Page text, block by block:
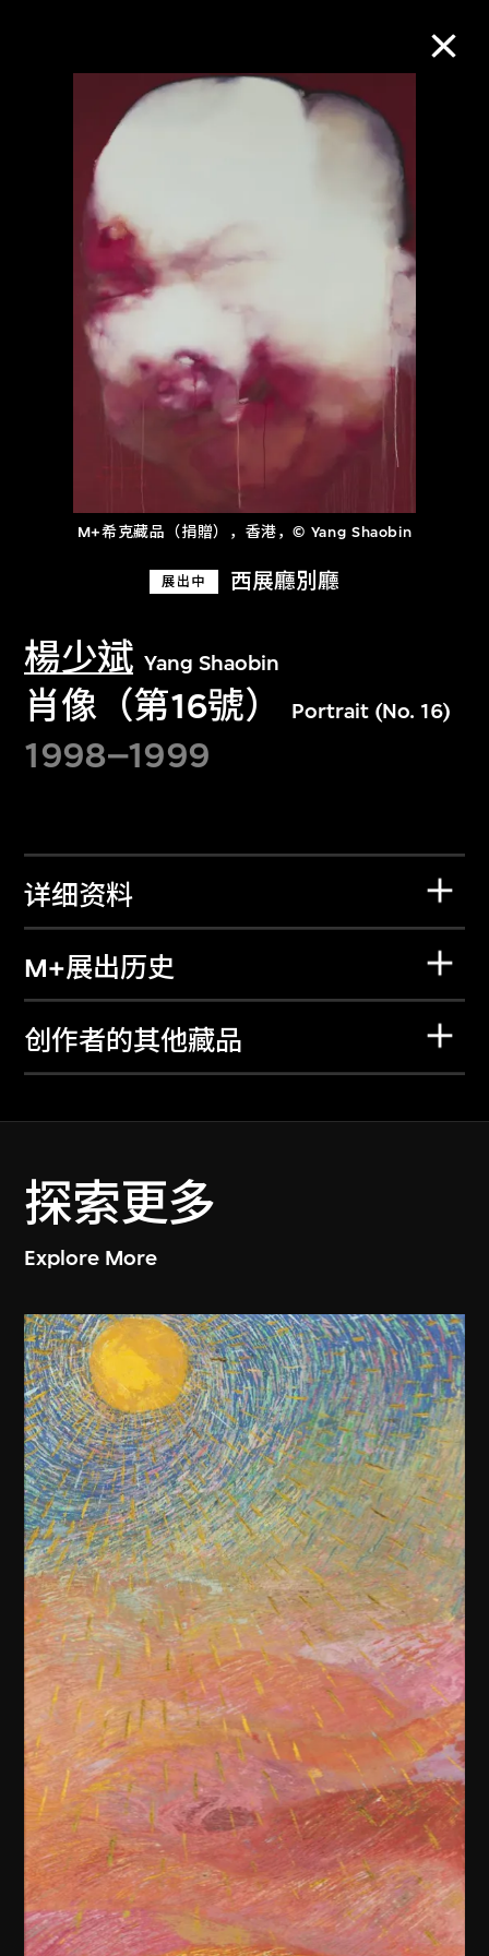
M+希克藏品（捐贈），香港，© Yang Shaobin
展出中 西展廳別廳
楊少斌 Yang Shaobin
肖像（第16號） Portrait (No. 16)
1998–1999
详细资料
M+展出历史
创作者的其他藏品
探索更多
Explore More
M+藏品
进一步筛选
关于M+藏品
探索世界顶级的二十及二十一世纪视觉
文化藏品。